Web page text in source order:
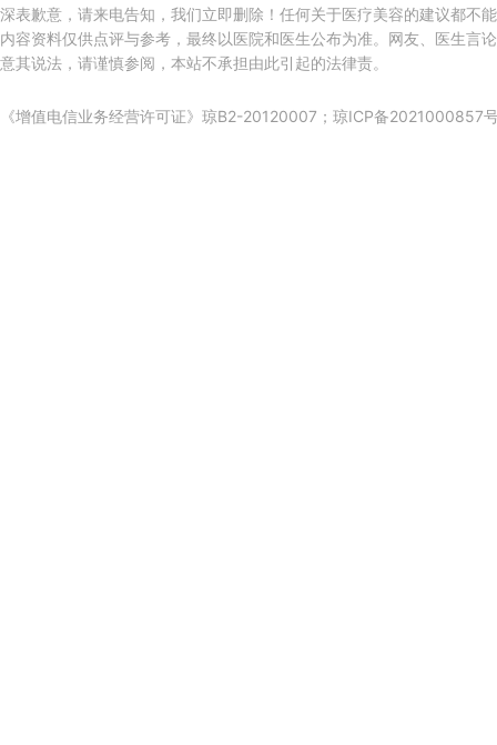
深表歉意，请来电告知，我们立即删除！任何关于医疗美容的建议都不
内容资料仅供点评与参考，最终以医院和医生公布为准。网友、医生言
意其说法，请谨慎参阅，本站不承担由此引起的法律责。
《增值电信业务经营许可证》琼B2-20120007； 琼ICP备2021000857